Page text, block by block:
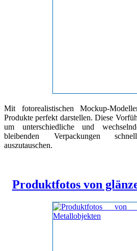
Mit fotorealistischen Mockup-
Produkte perfekt darstellen. Diese
um unterschiedliche und
bleibenden Verpackungen
auszutauschen.
Produktfotos von